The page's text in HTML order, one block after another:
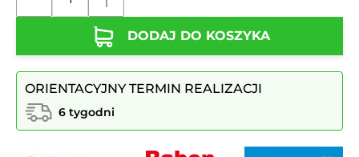
z
podłokietnikami
nr
133
DODAJ DO KOSZYKA
ORIENTACYJNY TERMIN REALIZACJI
6 tygodni